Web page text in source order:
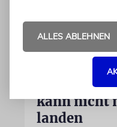
Wegen
Irisches
kann nicht
landen
ALLES ABLEHNEN